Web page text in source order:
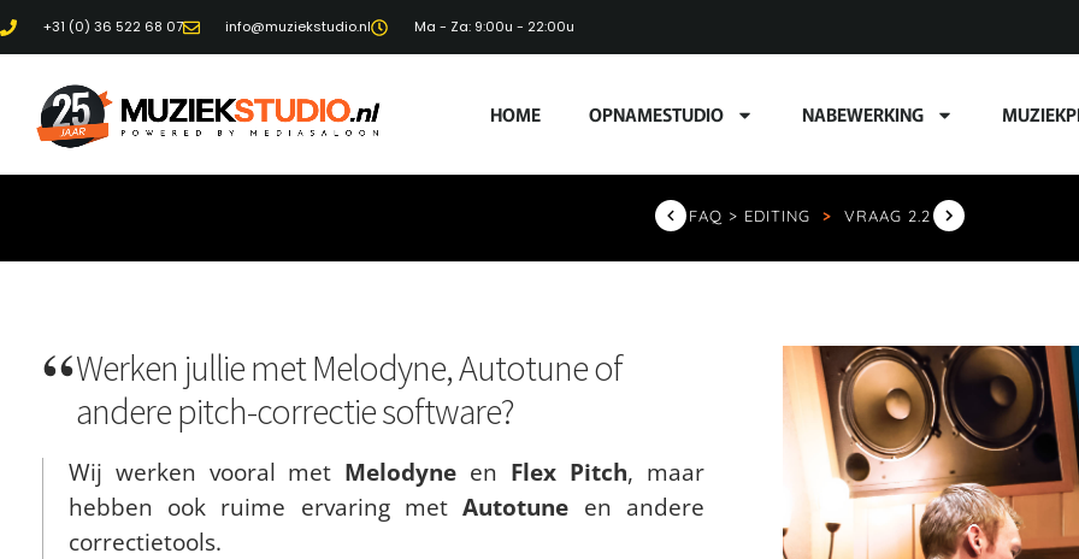
+31 (0) 36 522 68 07 info@muziekstudio.nl Ma - Za: 9:00u - 22:00u
HOME OPNAMESTUDIO NABEWERKING
FAQ > EDITING > VRAAG 2.2
Werken jullie met Melodyne, Autotune of
andere pitch-correctie software?
Wij werken vooral met Melodyne en Flex Pitch, maar
hebben ook ruime ervaring met Autotune en andere
correctietools.